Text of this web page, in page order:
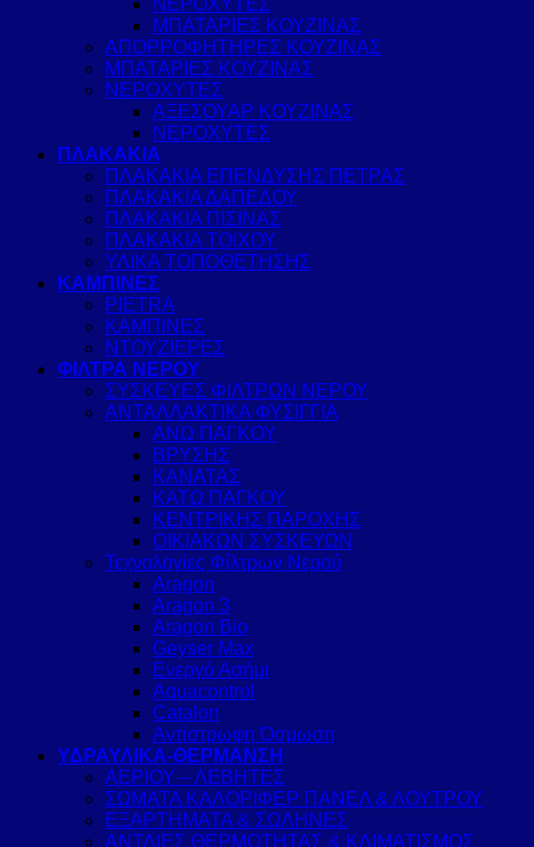
ΝΕΡΟΧΥΤΕΣ
ΜΠΑΤΑΡΙΕΣ ΚΟΥΖΙΝΑΣ
ΑΠΟΡΡΟΦΗΤΗΡΕΣ ΚΟΥΖΙΝΑΣ
ΜΠΑΤΑΡΙΕΣ ΚΟΥΖΙΝΑΣ
ΝΕΡΟΧΥΤΕΣ
ΑΞΕΣΟΥΑΡ ΚΟΥΖΙΝΑΣ
ΝΕΡΟΧΥΤΕΣ
ΠΛΑΚΑΚΙΑ
ΠΛΑΚΑΚΙΑ ΕΠΕΝΔΥΣΗΣ ΠΕΤΡΑΣ
ΠΛΑΚΑΚΙΑ ΔΑΠΕΔΟΥ
ΠΛΑΚΑΚΙΑ ΠΙΣΙΝΑΣ
ΠΛΑΚΑΚΙΑ ΤΟΙΧΟΥ
ΥΛΙΚΑ ΤΟΠΟΘΕΤΗΣΗΣ
ΚΑΜΠΙΝΕΣ
PIETRA
ΚΑΜΠΙΝΕΣ
ΝΤΟΥΖΙΕΡΕΣ
ΦΙΛΤΡΑ ΝΕΡΟΥ
ΣΥΣΚΕΥΕΣ ΦΙΛΤΡΩΝ ΝΕΡΟΥ
ΑΝΤΑΛΛΑΚΤΙΚΑ ΦΥΣΙΓΓΙΑ
ΑΝΩ ΠΑΓΚΟΥ
ΒΡΥΣΗΣ
ΚΑΝΑΤΑΣ
ΚΑΤΩ ΠΑΓΚΟΥ
ΚΕΝΤΡΙΚΗΣ ΠΑΡΟΧΗΣ
ΟΙΚΙΑΚΩΝ ΣΥΣΚΕΥΩΝ
Τεχνολογίες Φίλτρων Νερού
Aragon
Aragon 3
Aragon Bio
Geyser Max
Ενεργό Ασήμι
Aquacontrol
Catalon
Αντίστρωφη Όσμωση
ΥΔΡΑΥΛΙΚΑ-ΘΕΡΜΑΝΣΗ
ΑΕΡΙΟΥ – ΛΕΒΗΤΕΣ
ΣΩΜΑΤΑ ΚΑΛΟΡΙΦΕΡ ΠΑΝΕΛ & ΛΟΥΤΡΟΥ
ΕΞΑΡΤΗΜΑΤΑ & ΣΩΛΗΝΕΣ
ΑΝΤΛΙΕΣ ΘΕΡΜΟΤΗΤΑΣ & ΚΛΙΜΑΤΙΣΜΟΣ